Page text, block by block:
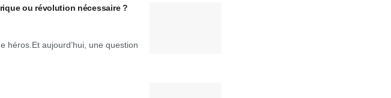
ou révolution nécessaire ?
héros.Et aujourd’hui, une question